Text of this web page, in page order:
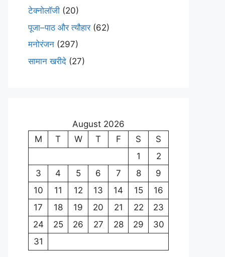
टेक्नोलॉजी (20)
पूजा–पाठ और त्यौहार(62)
मनोरंजन (297)
सामान खरीदे (27)
August 2026
M
T W T F S
S
1
2
3
4 5 6 7 8
9
10
11 12 13 14 15
16
17
18 19 20 21 22
23
24
25 26 27 28 29
30
31